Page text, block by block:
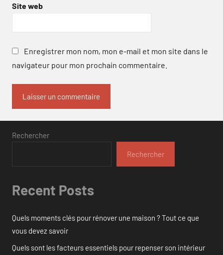
Site web
Enregistrer mon nom, mon e-mail et mon site dans le
navigateur pour mon prochain commentaire.
Rechercher
Rechercher
Recent Posts
Quels moments clés pour rénover une maison ? Tout ce que
vous devez savoir
Quels sont les facteurs essentiels pour repenser son intérieur